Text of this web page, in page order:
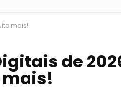
mais!
de